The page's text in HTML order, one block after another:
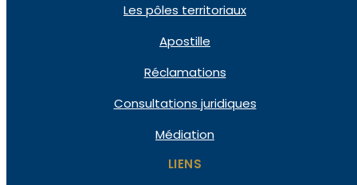
Les pôles territoriaux
Apostille
Réclamations
Consultations juridiques
Médiation
LIENS